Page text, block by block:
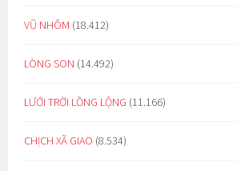
VŨ NHÔM (18.412)
LÒNG SON (14.492)
LƯỚI TRỜI LỒNG LỘNG (11.166)
CHỊCH XÃ GIAO (8.534)